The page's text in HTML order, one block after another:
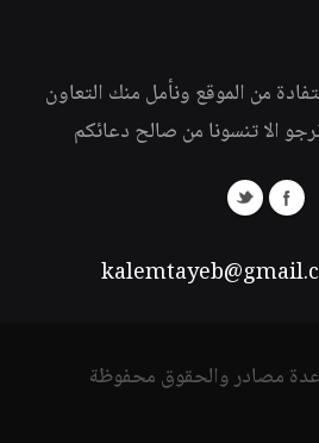
من الموقع ونأمل منك التعاون
الا تنسونا من صالح دعائكم
مصادر والحقوق محفوظة